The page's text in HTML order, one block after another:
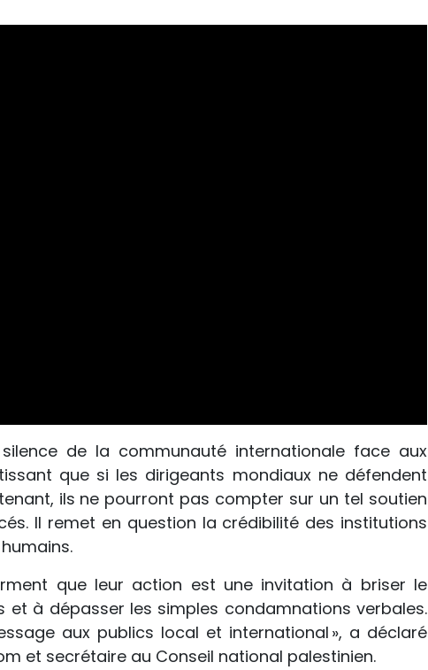
de la communauté internationale face aux
que si les dirigeants mondiaux ne défendent
ils ne pourront pas compter sur un tel soutien
Il remet en question la crédibilité des institutions
que leur action est une invitation à briser le
et à dépasser les simples condamnations verbales.
aux publics local et international », a déclaré
et secrétaire au Conseil national palestinien.